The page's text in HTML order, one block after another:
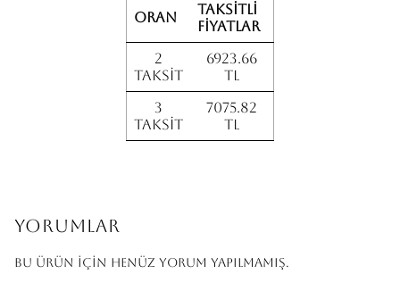
Oran
Taksitli
fiyatlar
2
Taksit
6923.66
TL
3
Taksit
7075.82
TL
Yorumlar
Bu ürün için henüz yorum yapılmamış.